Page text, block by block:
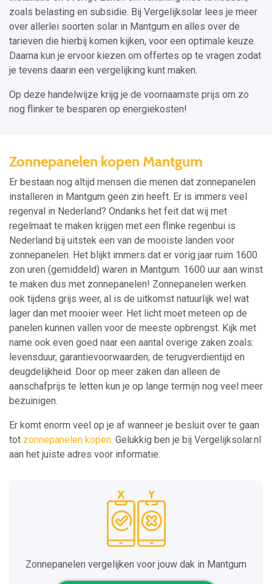
zoals belasting en subsidie. Bij Vergelijksolar lees je meer
over allerlei soorten solar in Mantgum en alles over de
tarieven die hierbij komen kijken, voor een optimale keuze.
Daarna kun je ervoor kiezen om offertes op te vragen zodat
je tevens daarin een vergelijking kunt maken.
Op deze handelwijze krijg je de voornaamste prijs om zo
nog flinker te besparen op energiekosten!
Zonnepanelen kopen Mantgum
Er bestaan nog altijd mensen die menen dat zonnepanelen
installeren in Mantgum geen zin heeft. Er is immers veel
regenval in Nederland? Ondanks het feit dat wij met
regelmaat te maken krijgen met een flinke regenbui is
Nederland bij uitstek een van de mooiste landen voor
zonnepanelen. Het blijkt immers dat er vorig jaar ruim 1600
zon uren (gemiddeld) waren in Mantgum. 1600 uur aan winst
te maken dus met zonnepanelen! Zonnepanelen werken
ook tijdens grijs weer, al is de uitkomst natuurlijk wel wat
lager dan met mooier weer. Het licht moet meteen op de
panelen kunnen vallen voor de meeste opbrengst. Kijk met
name ook even goed naar een aantal overige zaken zoals:
levensduur, garantievoorwaarden, de terugverdientijd en
deugdelijkheid. Door op meer zaken dan alleen de
aanschafprijs te letten kun je op lange termijn nog veel meer
bezuinigen.
Er komt enorm veel op je af wanneer je besluit over te gaan
tot zonnepanelen kopen. Gelukkig ben je bij Vergelijksolar.nl
aan het juiste adres voor informatie.
Zonnepanelen vergelijken voor jouw dak in Mantgum